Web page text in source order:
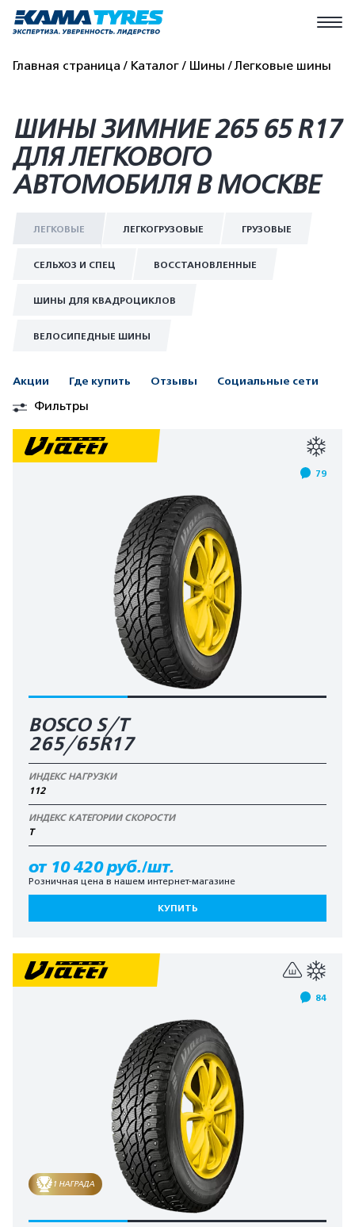
Главная страница Каталог Шины Легковые шины
ШИНЫ ЗИМНИЕ 265 65 R17
ДЛЯ ЛЕГКОВОГО
АВТОМОБИЛЯ В МОСКВЕ
ЛЕГКОВЫЕ ЛЕГКОГРУЗОВЫЕ ГРУЗОВЫЕ
СЕЛЬХОЗ И СПЕЦ ВОССТАНОВЛЕННЫЕ
ШИНЫ ДЛЯ КВАДРОЦИКЛОВ
ВЕЛОСИПЕДНЫЕ ШИНЫ
Акции Где купить Отзывы Социальные сети
Фильтры
79
BOSCO S/T
265/65R17
ИНДЕКС НАГРУЗКИ
112
ИНДЕКС КАТЕГОРИИ СКОРОСТИ
T
от 10 420 руб./шт.
Розничная цена в нашем интернет-магазине
КУПИТЬ
84
1 НАГРАДА